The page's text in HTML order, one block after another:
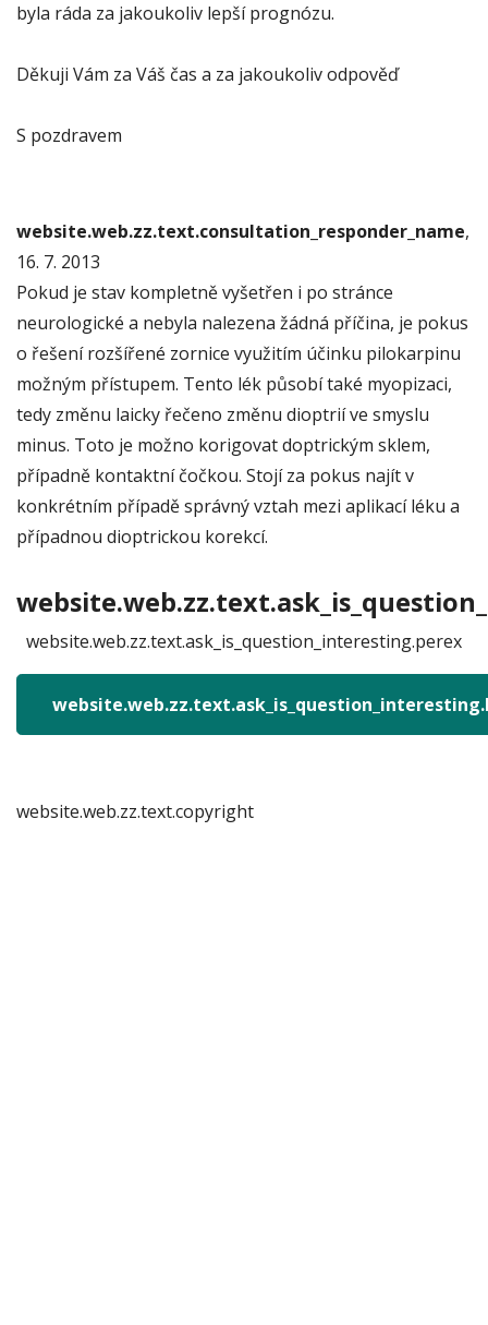
byla ráda za jakoukoliv lepší prognózu.
Děkuji Vám za Váš čas a za jakoukoliv odpověď
S pozdravem
website.web.zz.text.consultation_responder_name,
16. 7. 2013
Pokud je stav kompletně vyšetřen i po stránce
neurologické a nebyla nalezena žádná příčina, je pokus
o řešení rozšířené zornice využitím účinku pilokarpinu
možným přístupem. Tento lék působí také myopizaci,
tedy změnu laicky řečeno změnu dioptrií ve smyslu
minus. Toto je možno korigovat doptrickým sklem,
případně kontaktní čočkou. Stojí za pokus najít v
konkrétním případě správný vztah mezi aplikací léku a
případnou dioptrickou korekcí.
website.web.zz.text.ask_is_question_interesting.perex
website.web.zz.text.copyright